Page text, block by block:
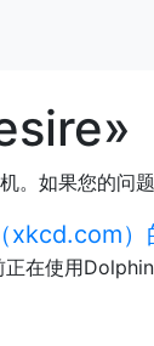
如果您的问
）
在使用